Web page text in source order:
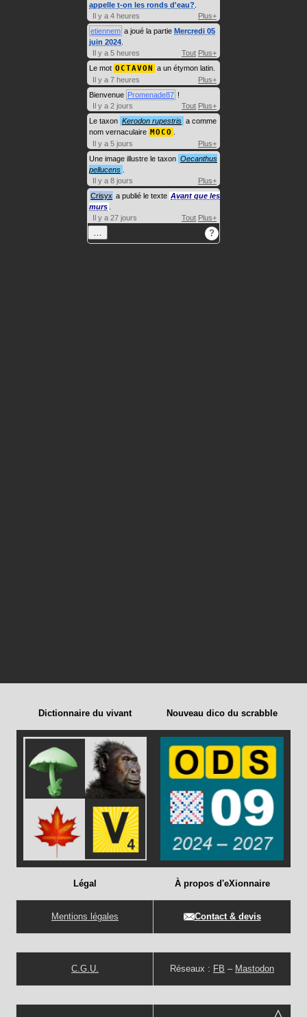
appelle t-on les ronds d'eau?
Il y a 4 heures
Plus+
etiennem a joué la partie Mercredi 05
juin 2024
Il y a 5 heures
Tout Plus+
Le mot OCTAVON a un étymon latin.
Il y a 7 heures
Plus+
Bienvenue Promenade87 !
Il y a 2 jours
Tout Plus+
Le taxon Kerodon rupestris a comme
nom vernaculaire MOCO
Il y a 5 jours
Plus+
Une image illustre le taxon Oecanthus
pellucens
Il y a 8 jours
Plus+
Crisyx a publié le texte Avant que les
murs
Il y a 27 jours
Tout Plus+
… ?
Dictionnaire du vivant Nouveau dico du scrabble
Légal
Mentions légales
C.G.U.
À propos d'eXionnaire
Contact & devis
Réseaux : FB – Mastodon